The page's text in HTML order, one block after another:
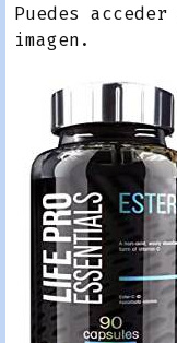
Puedes
imagen.